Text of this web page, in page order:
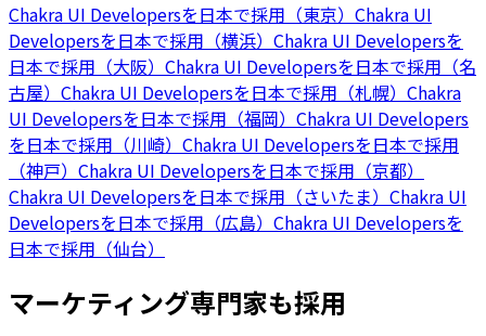
Chakra UI Developersを日本で採用（東京） Chakra UI
Developersを日本で採用（横浜） Chakra UI Developersを
日本で採用（大阪） Chakra UI Developersを日本で採用（名
古屋） Chakra UI Developersを日本で採用（札幌） Chakra
UI Developersを日本で採用（福岡） Chakra UI Developers
を日本で採用（川崎） Chakra UI Developersを日本で採用
（神戸） Chakra UI Developersを日本で採用（京都）
Chakra UI Developersを日本で採用（さいたま） Chakra UI
Developersを日本で採用（広島） Chakra UI Developersを
日本で採用（仙台）
マーケティング専門家も採用